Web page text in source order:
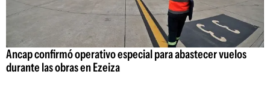
Ancap confirmó operativo especial para abastecer vuelos
durante las obras en Ezeiza